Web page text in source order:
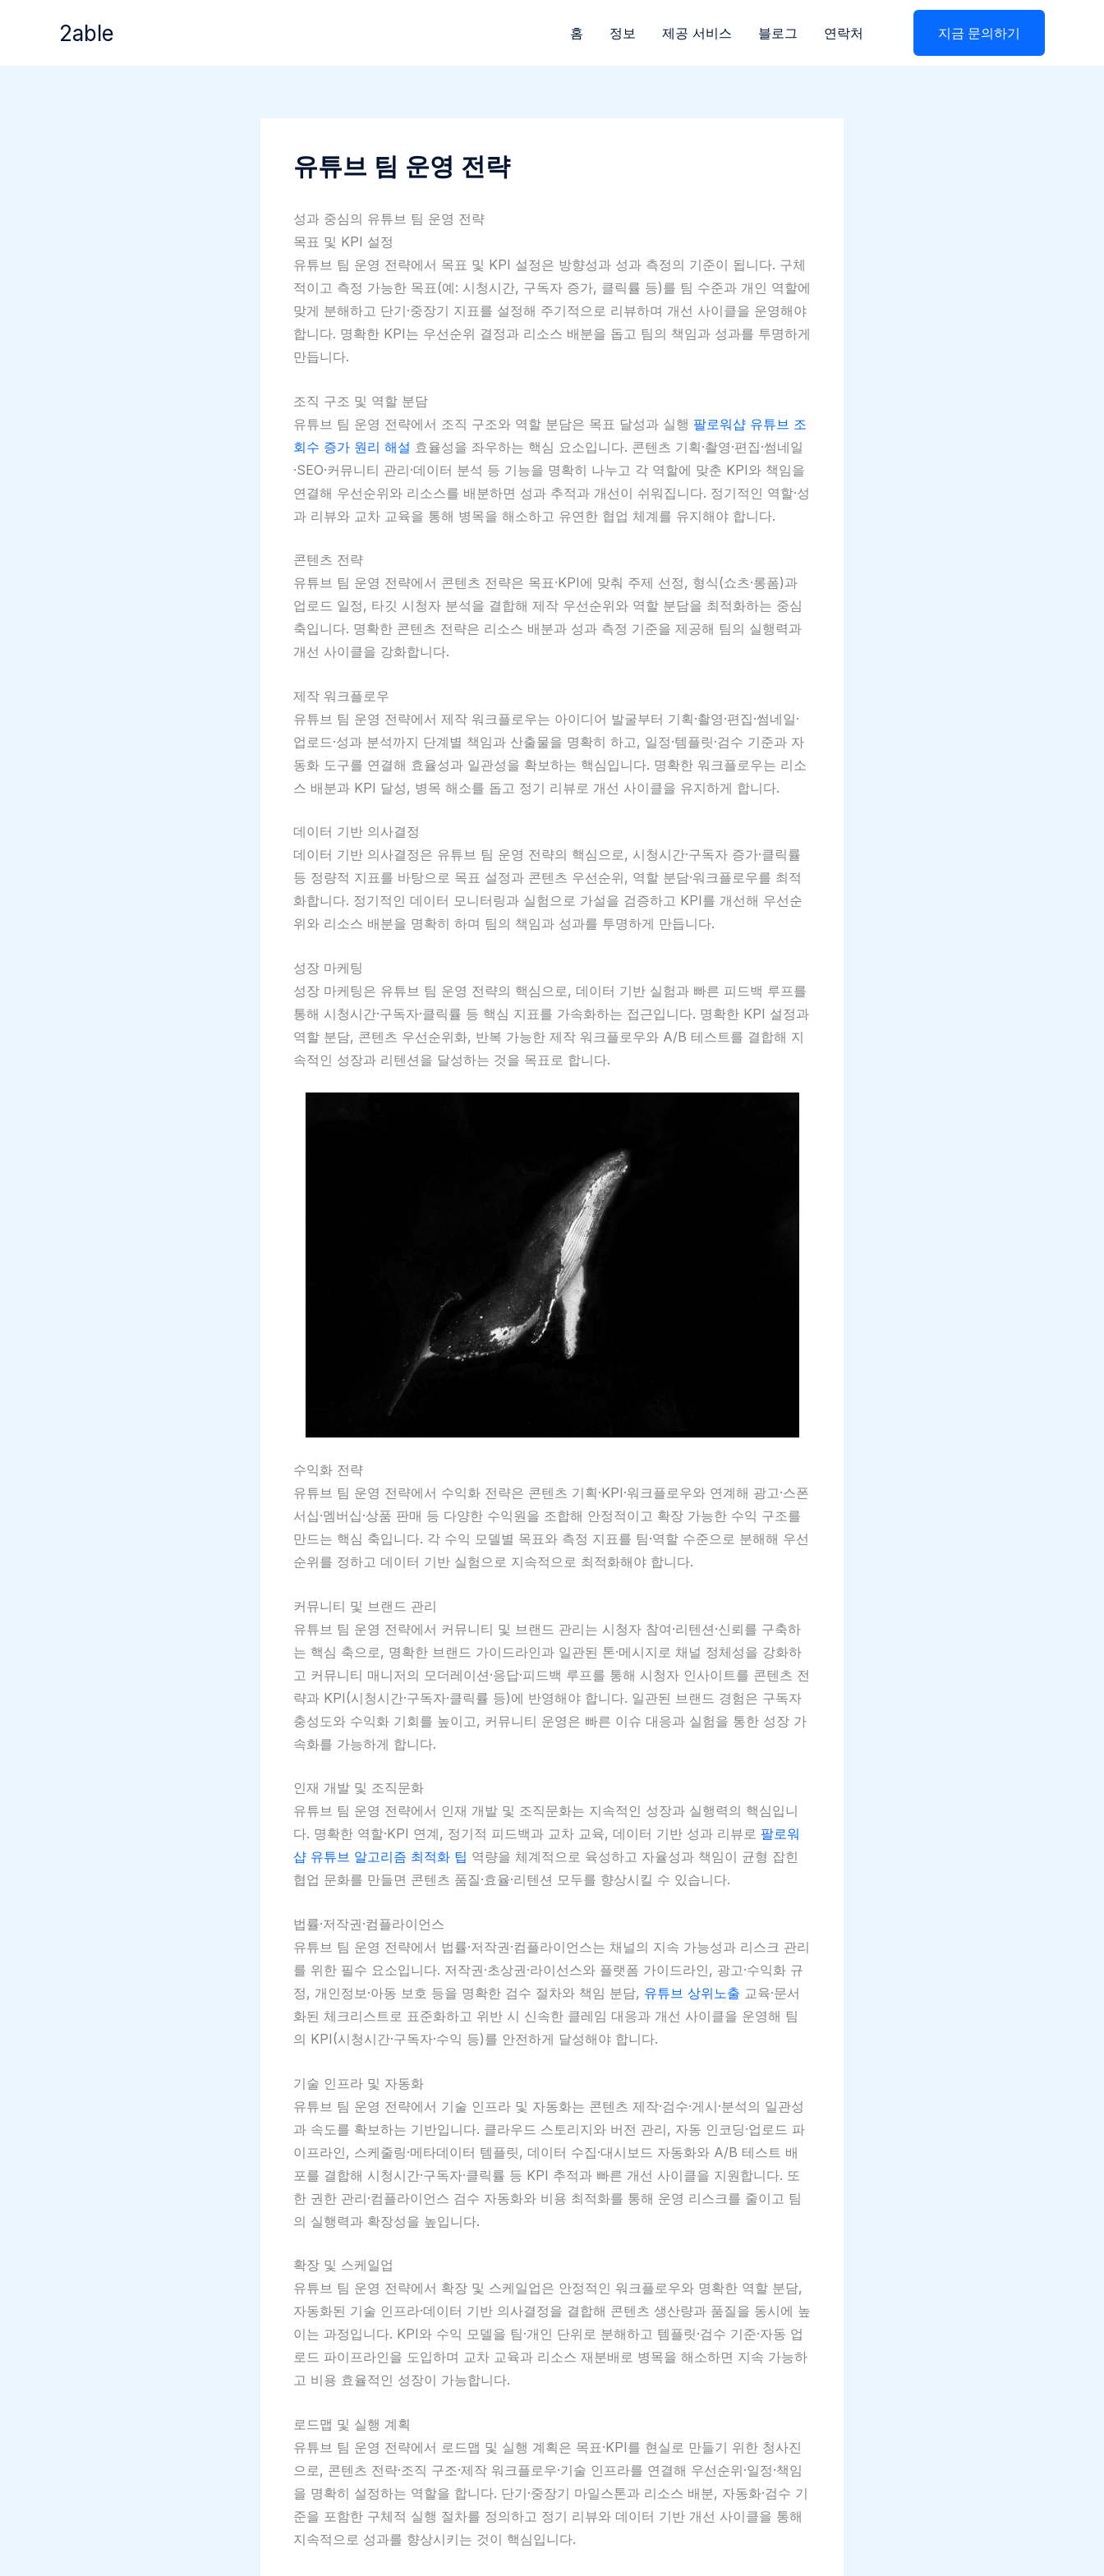
2able 홈 정보 제공 서비스 블로그 연락처 지금 문의하기
유튜브 팀 운영 전략
성과 중심의 유튜브 팀 운영 전략
목표 및 KPI 설정
유튜브 팀 운영 전략에서 목표 및 KPI 설정은 방향성과 성과 측정의 기준이 됩니다. 구체
적이고 측정 가능한 목표(예: 시청시간, 구독자 증가, 클릭률 등)를 팀 수준과 개인 역할에
맞게 분해하고 단기·중장기 지표를 설정해 주기적으로 리뷰하며 개선 사이클을 운영해야
합니다. 명확한 KPI는 우선순위 결정과 리소스 배분을 돕고 팀의 책임과 성과를 투명하게
만듭니다.
조직 구조 및 역할 분담
유튜브 팀 운영 전략에서 조직 구조와 역할 분담은 목표 달성과 실행 팔로워샵 유튜브 조
회수 증가 원리 해설 효율성을 좌우하는 핵심 요소입니다. 콘텐츠 기획·촬영·편집·썸네일
·SEO·커뮤니티 관리·데이터 분석 등 기능을 명확히 나누고 각 역할에 맞춘 KPI와 책임을
연결해 우선순위와 리소스를 배분하면 성과 추적과 개선이 쉬워집니다. 정기적인 역할·성
과 리뷰와 교차 교육을 통해 병목을 해소하고 유연한 협업 체계를 유지해야 합니다.
콘텐츠 전략
유튜브 팀 운영 전략에서 콘텐츠 전략은 목표·KPI에 맞춰 주제 선정, 형식(쇼츠·롱폼)과
업로드 일정, 타깃 시청자 분석을 결합해 제작 우선순위와 역할 분담을 최적화하는 중심
축입니다. 명확한 콘텐츠 전략은 리소스 배분과 성과 측정 기준을 제공해 팀의 실행력과
개선 사이클을 강화합니다.
제작 워크플로우
유튜브 팀 운영 전략에서 제작 워크플로우는 아이디어 발굴부터 기획·촬영·편집·썸네일·
업로드·성과 분석까지 단계별 책임과 산출물을 명확히 하고, 일정·템플릿·검수 기준과 자
동화 도구를 연결해 효율성과 일관성을 확보하는 핵심입니다. 명확한 워크플로우는 리소
스 배분과 KPI 달성, 병목 해소를 돕고 정기 리뷰로 개선 사이클을 유지하게 합니다.
데이터 기반 의사결정
데이터 기반 의사결정은 유튜브 팀 운영 전략의 핵심으로, 시청시간·구독자 증가·클릭률
등 정량적 지표를 바탕으로 목표 설정과 콘텐츠 우선순위, 역할 분담·워크플로우를 최적
화합니다. 정기적인 데이터 모니터링과 실험으로 가설을 검증하고 KPI를 개선해 우선순
위와 리소스 배분을 명확히 하며 팀의 책임과 성과를 투명하게 만듭니다.
성장 마케팅
성장 마케팅은 유튜브 팀 운영 전략의 핵심으로, 데이터 기반 실험과 빠른 피드백 루프를
통해 시청시간·구독자·클릭률 등 핵심 지표를 가속화하는 접근입니다. 명확한 KPI 설정과
역할 분담, 콘텐츠 우선순위화, 반복 가능한 제작 워크플로우와 A/B 테스트를 결합해 지
속적인 성장과 리텐션을 달성하는 것을 목표로 합니다.
수익화 전략
유튜브 팀 운영 전략에서 수익화 전략은 콘텐츠 기획·KPI·워크플로우와 연계해 광고·스폰
서십·멤버십·상품 판매 등 다양한 수익원을 조합해 안정적이고 확장 가능한 수익 구조를
만드는 핵심 축입니다. 각 수익 모델별 목표와 측정 지표를 팀·역할 수준으로 분해해 우선
순위를 정하고 데이터 기반 실험으로 지속적으로 최적화해야 합니다.
커뮤니티 및 브랜드 관리
유튜브 팀 운영 전략에서 커뮤니티 및 브랜드 관리는 시청자 참여·리텐션·신뢰를 구축하
는 핵심 축으로, 명확한 브랜드 가이드라인과 일관된 톤·메시지로 채널 정체성을 강화하
고 커뮤니티 매니저의 모더레이션·응답·피드백 루프를 통해 시청자 인사이트를 콘텐츠 전
략과 KPI(시청시간·구독자·클릭률 등)에 반영해야 합니다. 일관된 브랜드 경험은 구독자
충성도와 수익화 기회를 높이고, 커뮤니티 운영은 빠른 이슈 대응과 실험을 통한 성장 가
속화를 가능하게 합니다.
인재 개발 및 조직문화
유튜브 팀 운영 전략에서 인재 개발 및 조직문화는 지속적인 성장과 실행력의 핵심입니
다. 명확한 역할·KPI 연계, 정기적 피드백과 교차 교육, 데이터 기반 성과 리뷰로 팔로워
샵 유튜브 알고리즘 최적화 팁 역량을 체계적으로 육성하고 자율성과 책임이 균형 잡힌
협업 문화를 만들면 콘텐츠 품질·효율·리텐션 모두를 향상시킬 수 있습니다.
법률·저작권·컴플라이언스
유튜브 팀 운영 전략에서 법률·저작권·컴플라이언스는 채널의 지속 가능성과 리스크 관리
를 위한 필수 요소입니다. 저작권·초상권·라이선스와 플랫폼 가이드라인, 광고·수익화 규
정, 개인정보·아동 보호 등을 명확한 검수 절차와 책임 분담, 유튜브 상위노출 교육·문서
화된 체크리스트로 표준화하고 위반 시 신속한 클레임 대응과 개선 사이클을 운영해 팀
의 KPI(시청시간·구독자·수익 등)를 안전하게 달성해야 합니다.
기술 인프라 및 자동화
유튜브 팀 운영 전략에서 기술 인프라 및 자동화는 콘텐츠 제작·검수·게시·분석의 일관성
과 속도를 확보하는 기반입니다. 클라우드 스토리지와 버전 관리, 자동 인코딩·업로드 파
이프라인, 스케줄링·메타데이터 템플릿, 데이터 수집·대시보드 자동화와 A/B 테스트 배
포를 결합해 시청시간·구독자·클릭률 등 KPI 추적과 빠른 개선 사이클을 지원합니다. 또
한 권한 관리·컴플라이언스 검수 자동화와 비용 최적화를 통해 운영 리스크를 줄이고 팀
의 실행력과 확장성을 높입니다.
확장 및 스케일업
유튜브 팀 운영 전략에서 확장 및 스케일업은 안정적인 워크플로우와 명확한 역할 분담,
자동화된 기술 인프라·데이터 기반 의사결정을 결합해 콘텐츠 생산량과 품질을 동시에 높
이는 과정입니다. KPI와 수익 모델을 팀·개인 단위로 분해하고 템플릿·검수 기준·자동 업
로드 파이프라인을 도입하며 교차 교육과 리소스 재분배로 병목을 해소하면 지속 가능하
고 비용 효율적인 성장이 가능합니다.
로드맵 및 실행 계획
유튜브 팀 운영 전략에서 로드맵 및 실행 계획은 목표·KPI를 현실로 만들기 위한 청사진
으로, 콘텐츠 전략·조직 구조·제작 워크플로우·기술 인프라를 연결해 우선순위·일정·책임
을 명확히 설정하는 역할을 합니다. 단기·중장기 마일스톤과 리소스 배분, 자동화·검수 기
준을 포함한 구체적 실행 절차를 정의하고 정기 리뷰와 데이터 기반 개선 사이클을 통해
지속적으로 성과를 향상시키는 것이 핵심입니다.